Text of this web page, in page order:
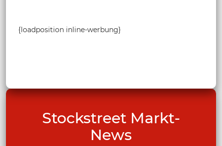
{loadposition inline-werbung}
Stockstreet Markt-
News